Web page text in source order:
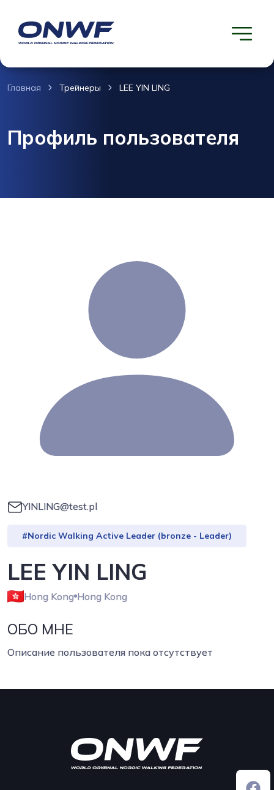
Главная Трейнеры LEE YIN LING
Профиль пользователя
YINLING@test.pl
#Nordic Walking Active Leader (bronze - Leader)
LEE YIN LING
Hong Kong Hong Kong
ОБО МНЕ
Описание пользователя пока отсутствует